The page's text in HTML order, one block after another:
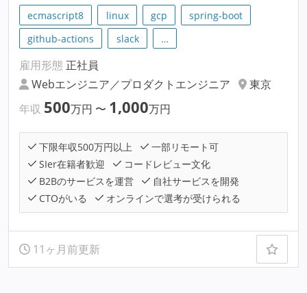
ecmascript8 linux gcp
spring-boot
github-actions
slack …
雇用形態 正社員
Webエンジニア／プロダクトエンジニア
東京
年収 500万円 〜 1,000万円
下限年収500万円以上
一部リモート可
SIer在籍者歓迎
コードレビュー文化
B2Bのサービスを運営
自社サービスを開発
CTOがいる
オンラインで選考が受けられる
11ヶ月前更新